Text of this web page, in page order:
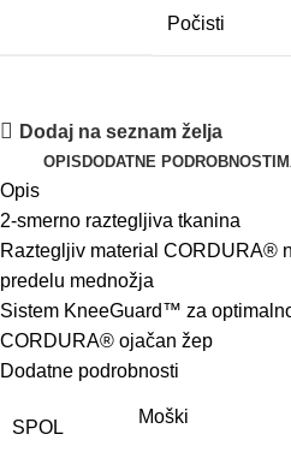
Počisti
Dodaj na seznam želja
OPIS DODATNE PODROBNOSTI
Opis
2-smerno raztegljiva tkanina
Raztegljiv material CORDURA®
predelu mednožja
Sistem KneeGuard™ za
CORDURA® ojačan žep
Dodatne podrobnosti
SPOL
Moški